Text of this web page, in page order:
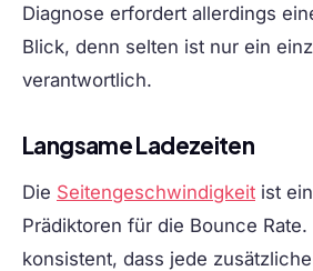
Diagnose erfordert allerdings
Blick, denn selten ist nur ein
verantwortlich.
Langsame Ladezeiten
Die Seitengeschwindigkeit ist
Prädiktoren für die Bounce
konsistent, dass jede